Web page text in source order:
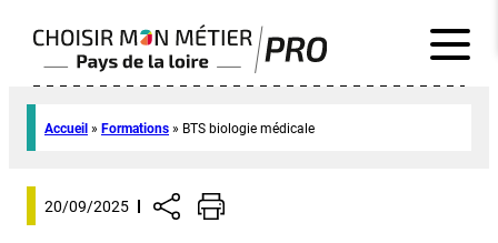
Accueil » Formations » BTS biologie médicale
20/09/2025